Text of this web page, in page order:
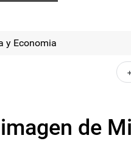
y Economia
de